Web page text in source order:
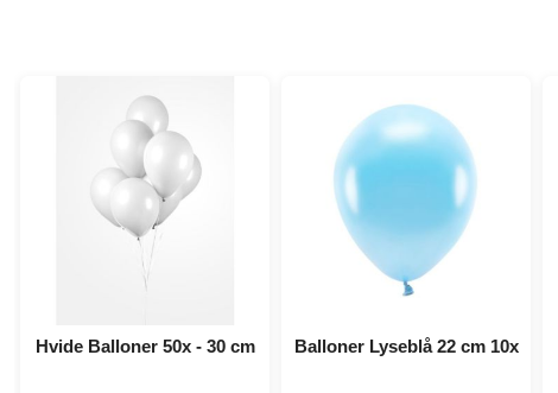
Hvide Balloner 50x - 30 cm Balloner Lyseblå 22 cm 10x